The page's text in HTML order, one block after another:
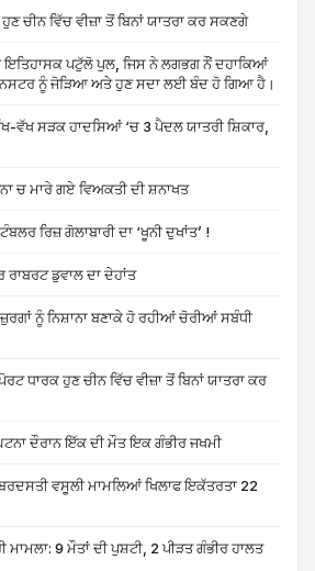
ਚੀਨ ਵਿੱਚ ਵੀਜ਼ਾ ਤੋਂ ਬਿਨਾਂ ਯਾਤਰਾ ਕਰ ਸਕਣਗੇ
ਪਟੁੱਲੋ ਪੁਲ, ਜਿਸ ਨੇ ਲਗਭਗ ਨੌਂ ਦਹਾਕਿਆਂ
ਨੂੰ ਜੋੜਿਆ ਅਤੇ ਹੁਣ ਸਦਾ ਲਈ ਬੰਦ ਹੋ ਗਿਆ ਹੈ।
ਵੱਖ ਸੜਕ ਹਾਦਸਿਆਂ ‘ਚ 3 ਪੈਦਲ ਯਾਤਰੀ ਸ਼ਿਕਾਰ,
ਚ ਮਾਰੇ ਗਏ ਵਿਅਕਤੀ ਦੀ ਸ਼ਨਾਖਤ
ਰਿਜ਼ ਗੋਲਾਬਾਰੀ ਦਾ ‘ਖੂਨੀ ਦੁਖਾਂਤ’ !
ਰਾਬਰਟ ਡੁਵਾਲ ਦਾ ਦੇਹਾਂਤ
ਨੂੰ ਨਿਸ਼ਾਨਾ ਬਣਾਕੇ ਹੋ ਰਹੀਆਂ ਚੋਰੀਆਂ ਸਬੰਧੀ
ਹੁਣ ਚੀਨ ਵਿੱਚ ਵੀਜ਼ਾ ਤੋਂ ਬਿਨਾਂ ਯਾਤਰਾ ਕਰ
ਦੌਰਾਨ ਇੱਕ ਦੀ ਮੌਤ ਇਕ ਗੰਭੀਰ ਜਖਮੀ
ਵਸੂਲੀ ਮਾਮਲਿਆਂ ਖਿਲਾਫ ਇਕੱਤਰਤਾ 22
ਮਾਮਲਾ: 9 ਮੌਤਾਂ ਦੀ ਪੁਸ਼ਟੀ, 2 ਪੀੜਤ ਗੰਭੀਰ ਹਾਲਤ